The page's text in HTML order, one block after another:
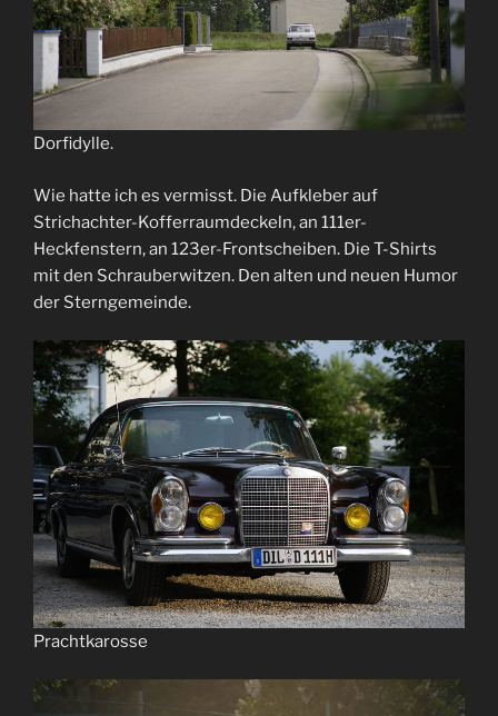
Dorfidylle.
Wie hatte ich es vermisst. Die Aufkleber auf
Strichachter-Kofferraumdeckeln, an 111er-
Heckfenstern, an 123er-Frontscheiben. Die T-Shirts
mit den Schrauberwitzen. Den alten und neuen Humor
der Sterngemeinde.
Prachtkarosse